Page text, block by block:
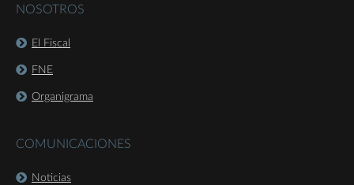
NOSOTROS
El Fiscal
FNE
Organigrama
COMUNICACIONES
Noticias